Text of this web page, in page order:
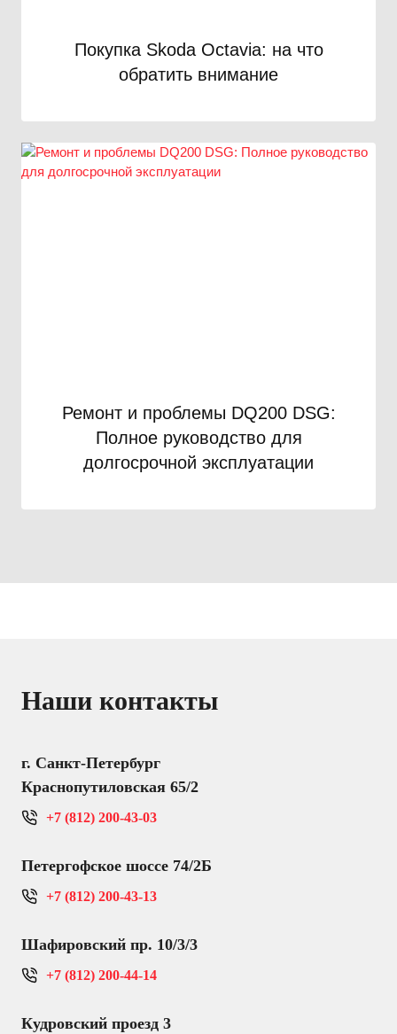
Покупка Skoda Octavia: на что
обратить внимание
Ремонт и проблемы DQ200 DSG:
Полное руководство для
долгосрочной эксплуатации
Наши контакты
г. Санкт-Петербург
Краснопутиловская 65/2
+7 (812) 200-43-03
Петергофское шоссе 74/2Б
+7 (812) 200-43-13
Шафировский пр. 10/3/3
+7 (812) 200-44-14
Кудровский проезд 3